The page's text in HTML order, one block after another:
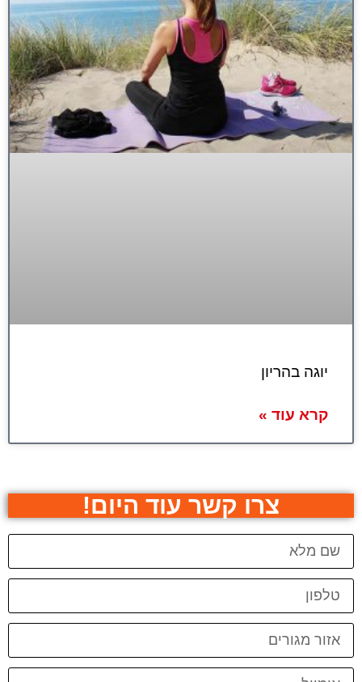
יוגה בהריון
קרא עוד »
צרו קשר עוד היום!